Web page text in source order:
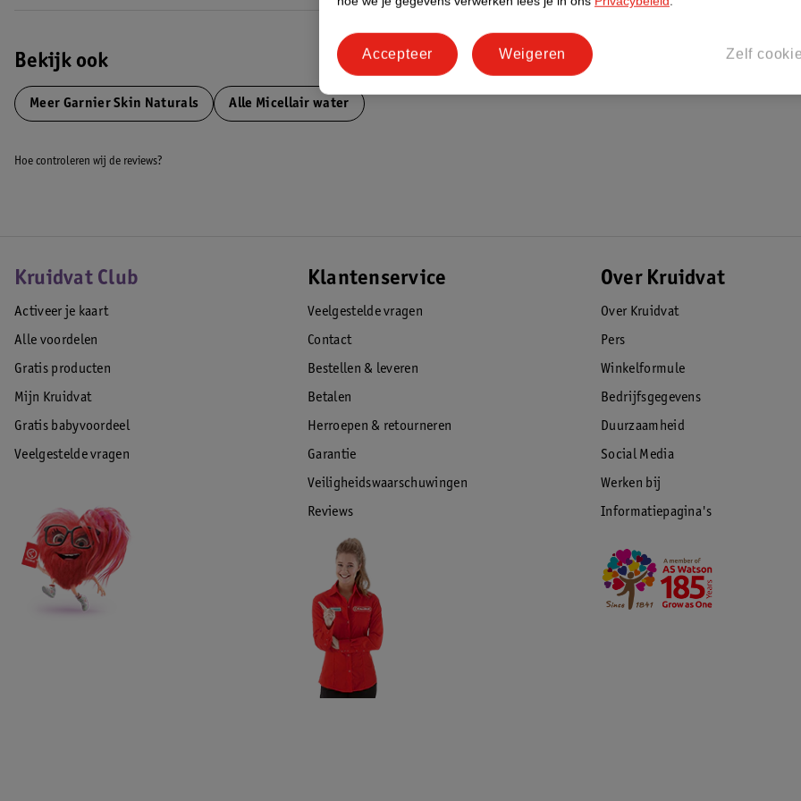
de buitenkant rondom je gezicht, ga dan richting je wangen, voorhoofd en eindig met je hals. Maak de juiste
beweging: van je hals, naar de bovenkant van je gezicht, en vervolgens van je neus richting je oren. Gebruik iets
EAN code:3600542382892
Bekijk ook
Meer Garnier Skin Naturals Alle Micellair water
Hoe controleren wij de reviews?
Kruidvat Club
Activeer je kaart
Alle voordelen
Gratis producten
Mijn Kruidvat
Gratis babyvoordeel
Veelgestelde vragen
Klantenservice
Veelgestelde vragen
Contact
Bestellen & leveren
Betalen
Herroepen & retourneren
Garantie
Veiligheidswaarschuwingen
Reviews
Over Kruidvat
Over Kruidvat
Pers
Winkelformule
Bedrijfsgegevens
Duurzaamheid
Social Media
Werken bij
Informatiepagina's
Zelf
Weigeren
Accepteer